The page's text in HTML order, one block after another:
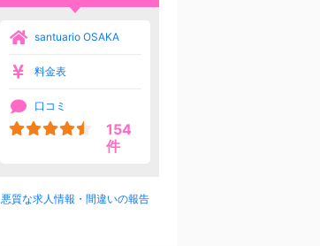
santuario OSAKA
料金表
口コミ
154
件
悪質な求人情報・間違いの報告